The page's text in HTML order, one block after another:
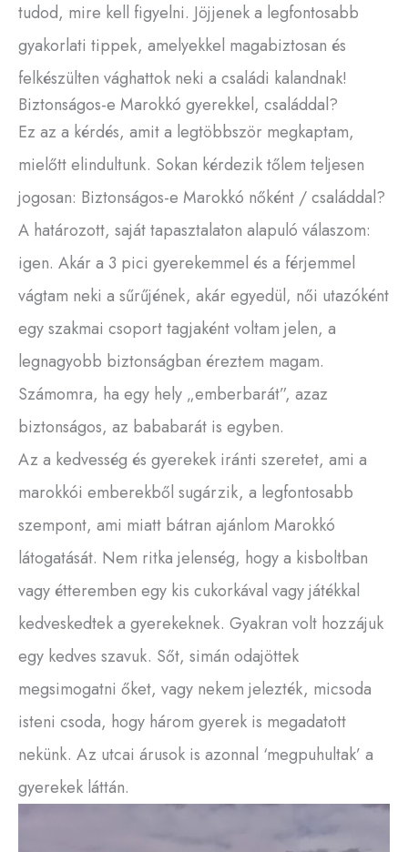
tudod, mire kell figyelni. Jöjjenek a legfontosabb
gyakorlati tippek, amelyekkel magabiztosan és
felkészülten vághattok neki a családi kalandnak!
Biztonságos-e Marokkó gyerekkel, családdal?
Ez az a kérdés, amit a legtöbbször megkaptam,
mielőtt elindultunk. Sokan kérdezik tőlem teljesen
jogosan: Biztonságos-e Marokkó nőként / családdal?
A határozott, saját tapasztalaton alapuló válaszom:
igen. Akár a 3 pici gyerekemmel és a férjemmel
vágtam neki a sűrűjének, akár egyedül, női utazóként
egy szakmai csoport tagjaként voltam jelen, a
legnagyobb biztonságban éreztem magam.
Számomra, ha egy hely „emberbarát”, azaz
biztonságos, az bababarát is egyben.
Az a kedvesség és gyerekek iránti szeretet, ami a
marokkói emberekből sugárzik, a legfontosabb
szempont, ami miatt bátran ajánlom Marokkó
látogatását. Nem ritka jelenség, hogy a kisboltban
vagy étteremben egy kis cukorkával vagy játékkal
kedveskedtek a gyerekeknek. Gyakran volt hozzájuk
egy kedves szavuk. Sőt, simán odajöttek
megsimogatni őket, vagy nekem jelezték, micsoda
isteni csoda, hogy három gyerek is megadatott
nekünk. Az utcai árusok is azonnal ‘megpuhultak’ a
gyerekek láttán.